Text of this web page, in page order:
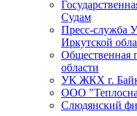
Судам
Пресс-служба
Иркутской
Общественная
области
УК ЖКХ г.
ООО
Слюдянский